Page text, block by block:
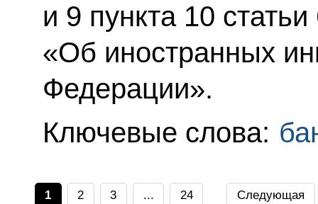
и 9 пункта 10
«Об иностранных
Федерации».
Ключевые слова:
1 2 3 ... 24 Следующая